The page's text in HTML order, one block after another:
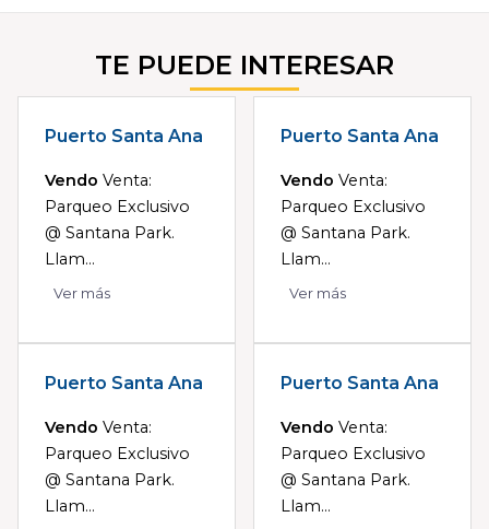
TE PUEDE INTERESAR
Puerto Santa Ana
Vendo Venta:
Parqueo Exclusivo
@ Santana Park.
Llam...
Ver más
Puerto Santa Ana
Vendo Venta:
Parqueo Exclusivo
@ Santana Park.
Llam...
Ver más
Puerto Santa Ana
Vendo Venta:
Parqueo Exclusivo
@ Santana Park.
Llam...
Puerto Santa Ana
Vendo Venta:
Parqueo Exclusivo
@ Santana Park.
Llam...